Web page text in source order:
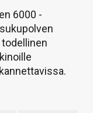
6000 -